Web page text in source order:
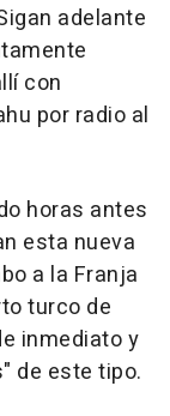
adelante
con
por radio al
horas antes
esta nueva
a la Franja
turco de
inmediato y
de este tipo.